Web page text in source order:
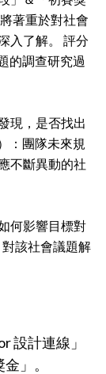
著重於對社會
入了解。 評分
的調查研究過
現，是否找出
：團隊未來規
不斷異動的社
何影響目標對
該社會議題解
設計連線」
」。